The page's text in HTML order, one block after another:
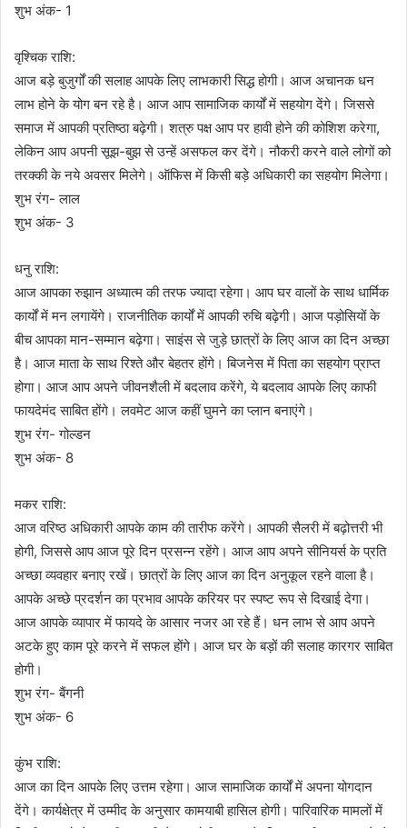
शुभ अंक- 1
वृश्चिक राशि:
आज बड़े बुजुर्गों की सलाह आपके लिए लाभकारी सिद्ध होगी। आज अचानक धन
लाभ होने के योग बन रहे है। आज आप सामाजिक कार्यों में सहयोग देंगे। जिससे
समाज में आपकी प्रतिष्ठा बढ़ेगी। शत्रु पक्ष आप पर हावी होने की कोशिश करेगा,
लेकिन आप अपनी सूझ-बुझ से उन्हें असफल कर देंगे। नौकरी करने वाले लोगों को
तरक्की के नये अवसर मिलेगे। ऑफिस में किसी बड़े अधिकारी का सहयोग मिलेगा।
शुभ रंग- लाल
शुभ अंक- 3
धनु राशि:
आज आपका रुझान अध्यात्म की तरफ ज्यादा रहेगा। आप घर वालों के साथ धार्मिक
कार्यों में मन लगायेंगे। राजनीतिक कार्यों में आपकी रुचि बढ़ेगी। आज पड़ोसियों के
बीच आपका मान-सम्मान बढ़ेगा। साइंस से जुड़े छात्रों के लिए आज का दिन अच्छा
है। आज माता के साथ रिश्ते और बेहतर होंगे। बिजनेस में पिता का सहयोग प्राप्त
होगा। आज आप अपने जीवनशैली में बदलाव करेंगे, ये बदलाव आपके लिए काफी
फायदेमंद साबित होंगे। लवमेट आज कहीं घुमने का प्लान बनाएंगे।
शुभ रंग- गोल्डन
शुभ अंक- 8
मकर राशि:
आज वरिष्ठ अधिकारी आपके काम की तारीफ करेंगे। आपकी सैलरी में बढ़ोत्तरी भी
होगी, जिससे आप आज पूरे दिन प्रसन्न रहेंगे। आज आप अपने सीनियर्स के प्रति
अच्छा व्यवहार बनाए रखें। छात्रों के लिए आज का दिन अनुकूल रहने वाला है।
आपके अच्छे प्रदर्शन का प्रभाव आपके करियर पर स्पष्ट रूप से दिखाई देगा।
आज आपके व्यापार में फायदे के आसार नजर आ रहे हैं। धन लाभ से आप अपने
अटके हुए काम पूरे करने में सफल होंगे। आज घर के बड़ों की सलाह कारगर साबित
होगी।
शुभ रंग- बैंगनी
शुभ अंक- 6
कुंभ राशि:
आज का दिन आपके लिए उत्तम रहेगा। आज सामाजिक कार्यों में अपना योगदान
देंगे। कार्यक्षेत्र में उम्मीद के अनुसार कामयाबी हासिल होगी। पारिवारिक मामलों में